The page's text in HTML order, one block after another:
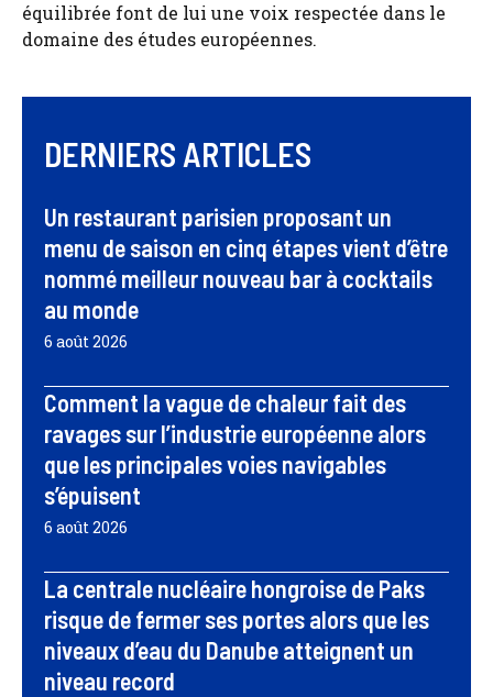
équilibrée font de lui une voix respectée dans le
domaine des études européennes.
DERNIERS ARTICLES
Un restaurant parisien proposant un
menu de saison en cinq étapes vient d’être
nommé meilleur nouveau bar à cocktails
au monde
6 août 2026
Comment la vague de chaleur fait des
ravages sur l’industrie européenne alors
que les principales voies navigables
s’épuisent
6 août 2026
La centrale nucléaire hongroise de Paks
risque de fermer ses portes alors que les
niveaux d’eau du Danube atteignent un
niveau record